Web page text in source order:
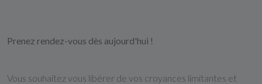
Prenez rendez-vous dès aujourd'hui !
Vous souhaitez vous libérer de vos croyances limitantes et